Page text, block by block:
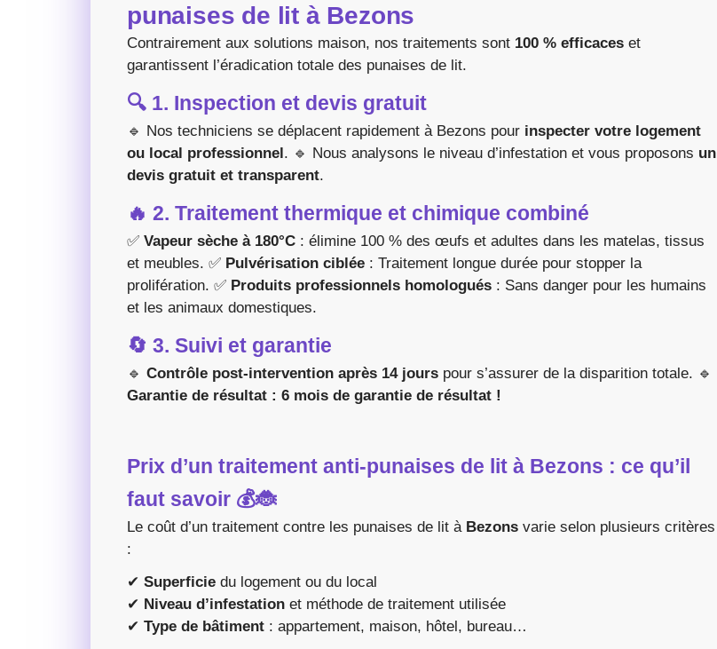
punaises de lit à Bezons
Contrairement aux solutions maison, nos traitements sont 100 % efficaces et
garantissent l’éradication totale des punaises de lit.
🔍 1. Inspection et devis gratuit
🔹 Nos techniciens se déplacent rapidement à Bezons pour inspecter votre logement
ou local professionnel. 🔹 Nous analysons le niveau d’infestation et vous proposons un
devis gratuit et transparent.
🔥 2. Traitement thermique et chimique combiné
✅ Vapeur sèche à 180°C : élimine 100 % des œufs et adultes dans les matelas, tissus
et meubles. ✅ Pulvérisation ciblée : Traitement longue durée pour stopper la
prolifération. ✅ Produits professionnels homologués : Sans danger pour les humains
et les animaux domestiques.
🔄 3. Suivi et garantie
🔹 Contrôle post-intervention après 14 jours pour s’assurer de la disparition totale. 🔹
Garantie de résultat : 6 mois de garantie de résultat !
Prix d’un traitement anti-punaises de lit à Bezons : ce qu’il
faut savoir 💰🐞
Le coût d’un traitement contre les punaises de lit à Bezons varie selon plusieurs critères
:
✔ Superficie du logement ou du local
✔ Niveau d’infestation et méthode de traitement utilisée
✔ Type de bâtiment : appartement, maison, hôtel, bureau…